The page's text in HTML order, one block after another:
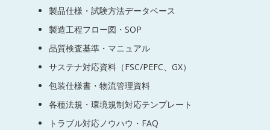
製品仕様・試験方法データベース
製造工程フロー図・SOP
品質検査基準・マニュアル
サステナ対応資料（FSC/PEFC、GX）
包装仕様書・物流管理資料
各種法規・環境規制対応テンプレート
トラブル対応ノウハウ・FAQ